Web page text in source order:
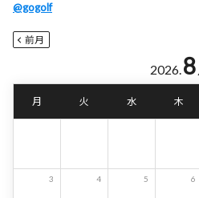
@gogolf
前月
2026.8
月 火 水 木
3 4 5 6